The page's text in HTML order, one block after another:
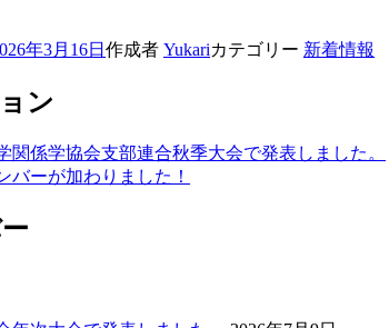
年3月16日 作成者 Yukariカテゴリー 新着情報
ン
関係学協会支部連合秋季大会で発表しました。
バーが加わりました！